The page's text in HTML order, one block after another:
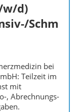
d)
Schm
bei
Teilzeit im
mit
, Abrechnungs-